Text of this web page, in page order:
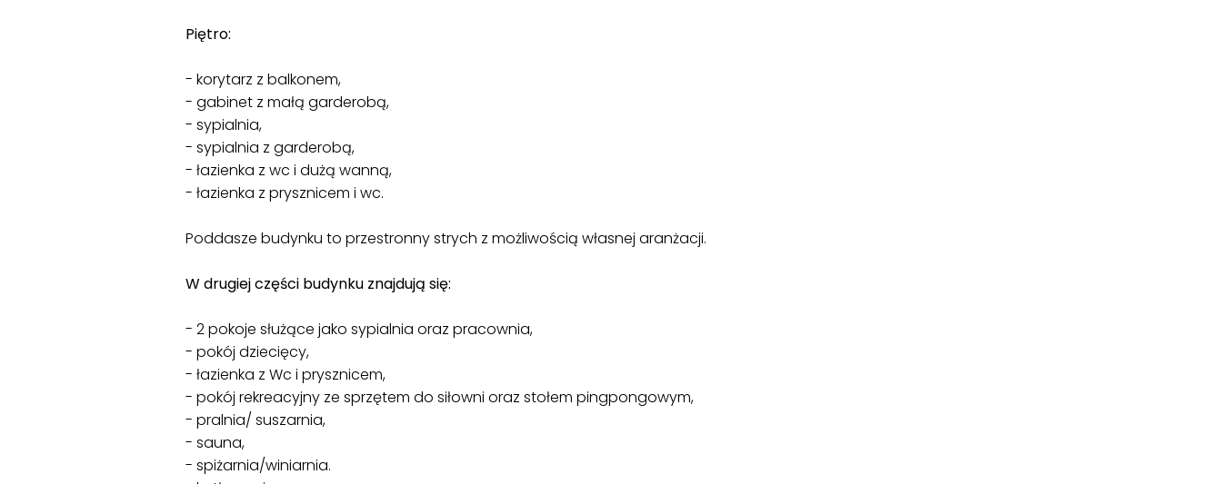
Piętro:
- korytarz z balkonem,
- gabinet z małą garderobą,
- sypialnia,
- sypialnia z garderobą,
- łazienka z wc i dużą wanną,
- łazienka z prysznicem i wc.
Poddasze budynku to przestronny strych z możliwością własnej aranżacji.
W drugiej części budynku znajdują się:
- 2 pokoje służące jako sypialnia oraz pracownia,
- pokój dziecięcy,
- łazienka z Wc i prysznicem,
- pokój rekreacyjny ze sprzętem do siłowni oraz stołem pingpongowym,
- pralnia/ suszarnia,
- sauna,
- spiżarnia/winiarnia.